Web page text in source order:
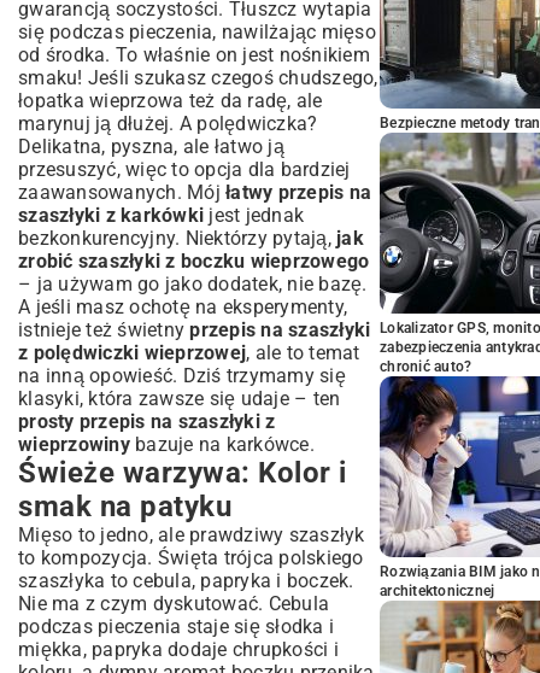
gwarancją soczystości. Tłuszcz wytapia
się podczas pieczenia, nawilżając mięso
od środka. To właśnie on jest nośnikiem
smaku! Jeśli szukasz czegoś chudszego,
łopatka wieprzowa też da radę, ale
marynuj ją dłużej. A polędwiczka?
Delikatna, pyszna, ale łatwo ją
przesuszyć, więc to opcja dla bardziej
zaawansowanych. Mój łatwy przepis na
szaszłyki z karkówki jest jednak
bezkonkurencyjny. Niektórzy pytają, jak
zrobić szaszłyki z boczku wieprzowego
– ja używam go jako dodatek, nie bazę.
A jeśli masz ochotę na eksperymenty,
istnieje też świetnyprzepis na szaszłyki
z polędwiczki wieprzowej, ale to temat
na inną opowieść. Dziś trzymamy się
klasyki, która zawsze się udaje – ten
prosty przepis na szaszłyki z
wieprzowinybazuje na karkówce.
Świeże warzywa: Kolor i
smak na patyku
Mięso to jedno, ale prawdziwy szaszłyk
to kompozycja. Święta trójca polskiego
szaszłyka to cebula, papryka i boczek.
Nie ma z czym dyskutować. Cebula
podczas pieczenia staje się słodka i
miękka, papryka dodaje chrupkości i
Bezpieczne metody
Lokalizator GPS,
zabezpieczenia
chronić auto?
Rozwiązania BIM jako
architektonicznej